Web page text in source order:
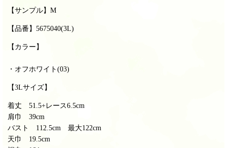
【サンプル】M
【品番】5675040(3L)
【カラー】
・オフホワイト(03)
【3Lサイズ】
着丈 51.5+レース6.5cm
肩巾 39cm
バスト 112.5cm 最大122cm
天巾 19.5cm